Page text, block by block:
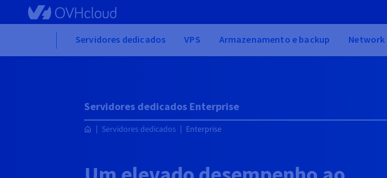
to
Servidores dedicados VPS Armazenamento e backup Network
Servidores dedicados Enterprise
Servidores dedicados Enterprise